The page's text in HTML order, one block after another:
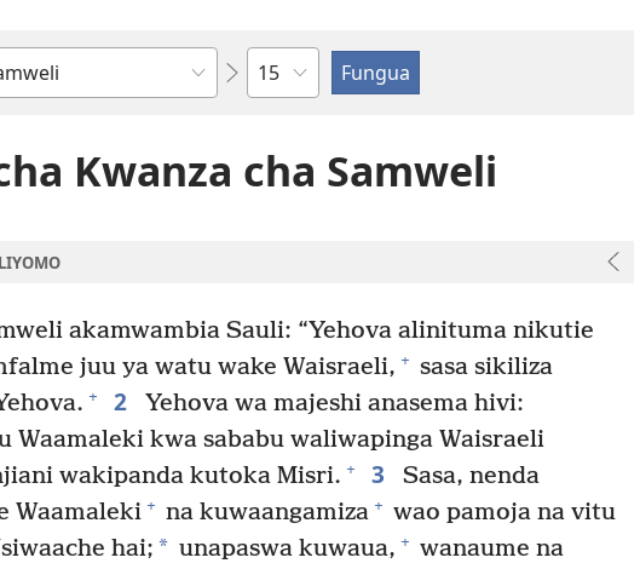
Sura
Kwanza cha Samweli
akamwambia Sauli: “Yehova alinituma nikutie
juu ya watu wake Waisraeli, + sasa sikiliza
+ 2
Yehova wa majeshi anasema hivi:
Waamaleki kwa sababu waliwapinga Waisraeli
wakipanda kutoka Misri. + 3
Sasa, nenda
Waamaleki + na kuwaangamiza + wao pamoja na vitu
hai; * unapaswa kuwaua, + wanaume na